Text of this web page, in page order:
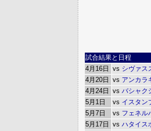
試合結果と日程
4月16日
vs シヴァス
4月20日
vs アンカラ
4月24日
vs バシャク
5月1日
vs イスタン
5月7日
vs フェネル
5月17日
vs ハタイス